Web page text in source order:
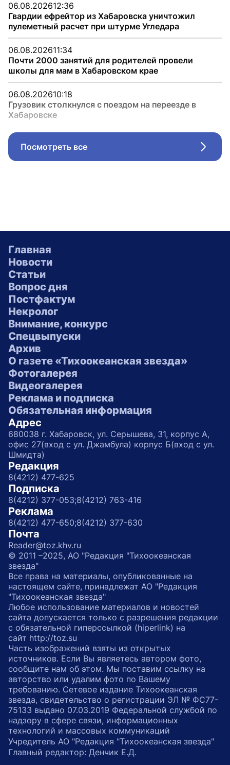
06.08.202612:36
Гвардии ефрейтор из Хабаровска уничтожил
пулеметный расчет при штурме Угледара
06.08.202611:34
Почти 2000 занятий для родителей провели
школы для мам в Хабаровском крае
06.08.202610:18
Грузовик столкнулся с поездом на переезде в
Хабаровске
Посмотреть все
Главная
Новости
Статьи
Вопрос дня
Постфактум
Некролог
Внимание, конкурс
Спецвыпуски
Архив
О газете «Тихоокеанская звезда»
Фотогалерея
Видеогалерея
Реклама и подписка
Обязательная информация
Адрес
680038 г. Хабаровск, ул. Серышева, 31, корпус А,
офис 27(вход с ул. Джамбула) корпус Б(вход с ул.
Шмидта)
Редакция
8(4212) 477-625
Подписка
8(4212) 377-053;8(4212) 763-416
Реклама
8(4212) 477-650;8(4212) 377-630
Почта
Reader@toz.khv.ru
© 2011 –2025, АО "Редакция "Тихоокеанская
звезда"
Все права на материалы, опубликованные на
настоящем сайте, принадлежат АО "Редакция
"Тихоокеанская звезда"
Любое использование материалов и новостей
сайта допускается только с разрешения редакции
с обязательной гиперссылкой (hiperlink) на
сайт http://toz.su
Часть изображений взяты из открытых
источников. Если Вы являетесь автором фото,
сообщите нам об этом. Мы поставим ссылку на
авторство или удалим фото по Вашему
требованию. Сетевое издание Тихоокеанская
звезда, свидетельство о регистрации ЭЛ № ФС77-
75133 выдано 07.03.2019 Федеральной службой по
надзору в сфере связи, информационных
технологий и массовых коммуникаций
Учредитель АО "Редакция "Тихоокеанская звезда"
Главный редактор: Денчик Е.Д.